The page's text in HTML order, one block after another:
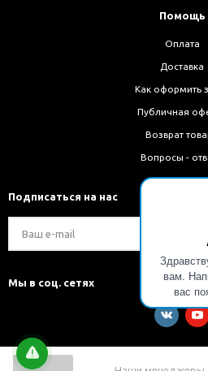
вам.
вас
Помощь
Оплата
Доставка
Как оформить
Публичная
Возврат
Вопросы -
Подписаться на нас
Мы в соц. сетях